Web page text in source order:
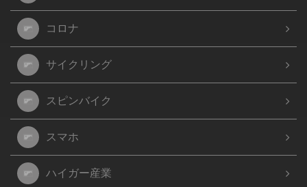
コロナ
サイクリング
スピンバイク
スマホ
ハイガー産業